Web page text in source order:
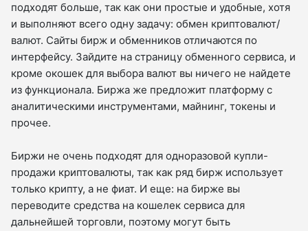
подходят больше, так как они простые и удобные, хотя
и выполняют всего одну задачу: обмен криптовалют/
валют. Сайты бирж и обменников отличаются по
интерфейсу. Зайдите на страницу обменного сервиса, и
кроме окошек для выбора валют вы ничего не найдете
из функционала. Биржа же предложит платформу с
аналитическими инструментами, майнинг, токены и
прочее.
Биржи не очень подходят для одноразовой купли-
продажи криптовалюты, так как ряд бирж использует
только крипту, а не фиат. И еще: на бирже вы
переводите средства на кошелек сервиса для
дальнейшей торговли, поэтому могут быть